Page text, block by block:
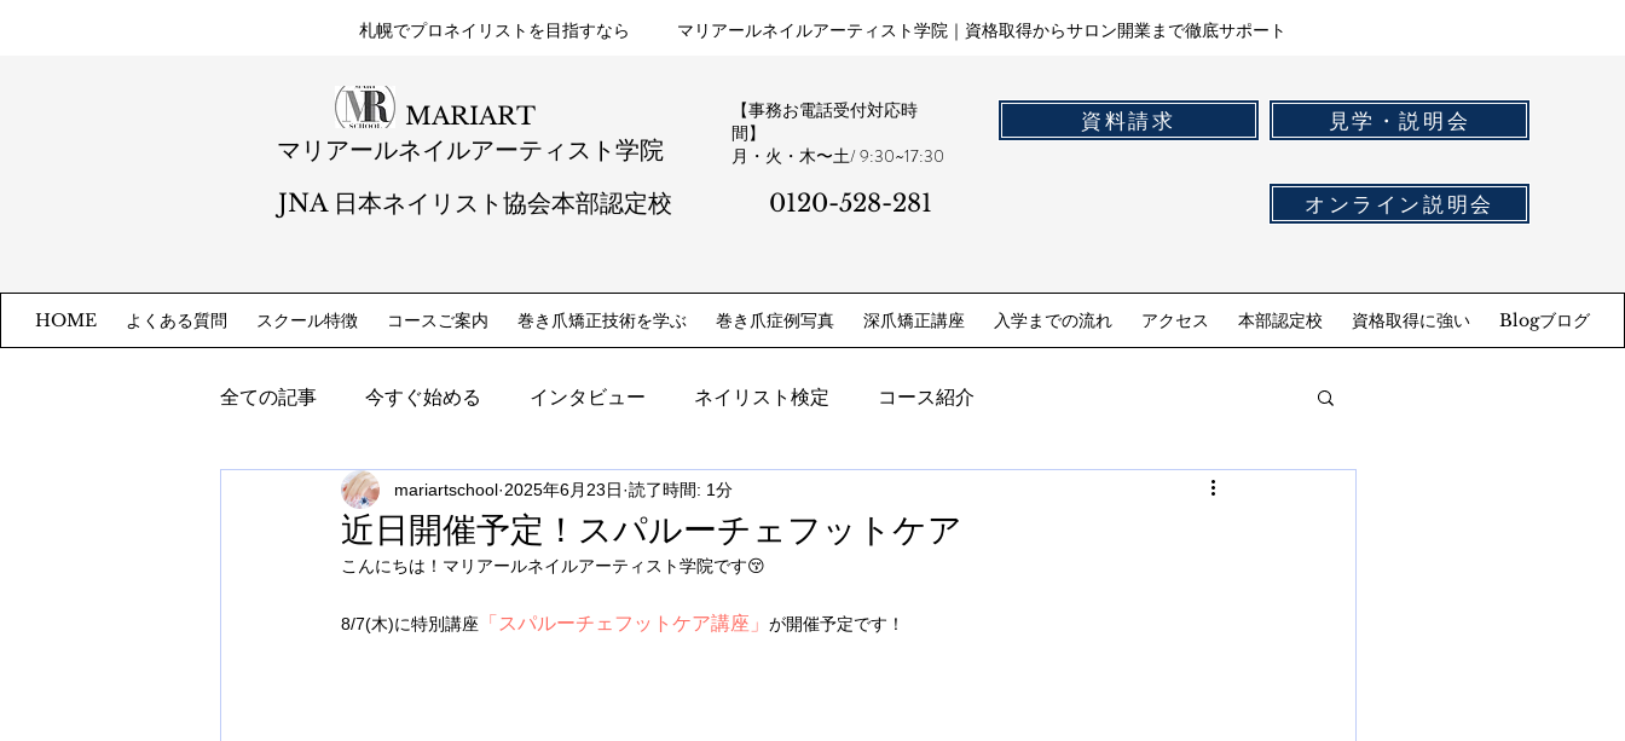
札幌​でプロネイリストを目指すなら マリアールネイルアーティスト学院｜資格取得からサロン開業まで徹底サポート
MARIART
マリアールネイルアーティスト学院
JNA 日本ネイリスト協会本部認定校
【事務お電話受付対応時
間】
​月・火・木〜土/ 9:30~17:30
0120-528-281​
資料請求 見学・説明会
オンライン説明会
HOME よくある質問 スクール特徴 コースご案内 巻き爪矯正技術を学ぶ 巻き爪症例写真 深爪矯正講座 入学までの流れ アクセス 本部認定校 資格取得に強い Blogブログ
全ての記事 今すぐ始める インタビュー ネイリスト検定 コース紹介
近日開催予定！スパルーチェフットケア
mariartschool 2025年6月23日 読了時間: 1分
こんにちは！マリアールネイルアーティスト学院です😚
8/7(木)に特別講座 「スパルーチェフットケア講座」 が開催予定です！